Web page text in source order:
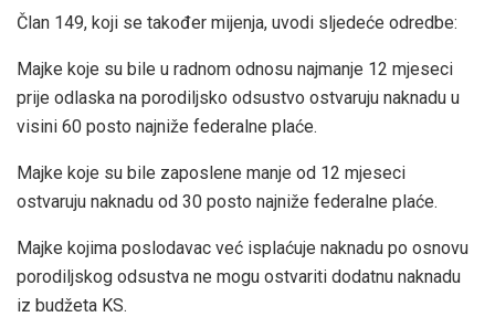
Član 149, koji se također mijenja, uvodi sljedeće odredbe:
Majke koje su bile u radnom odnosu najmanje 12 mjeseci
prije odlaska na porodiljsko odsustvo ostvaruju naknadu u
visini 60 posto najniže federalne plaće.
Majke koje su bile zaposlene manje od 12 mjeseci
ostvaruju naknadu od 30 posto najniže federalne plaće.
Majke kojima poslodavac već isplaćuje naknadu po osnovu
porodiljskog odsustva ne mogu ostvariti dodatnu naknadu
iz budžeta KS.